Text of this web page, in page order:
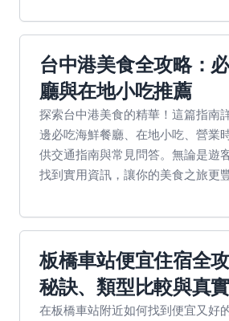
台中港美食全攻略：
廳與在地小吃推薦
探索台中港美食的精華！這篇指南
邊必吃海鮮餐廳、在地小吃、營業
供交通指南與常見問答。無論是遊
找到實用資訊，讓你的美食之旅更豐
板橋車站便宜住宿全
秘訣、類型比較與真
在板橋車站附近如何找到便宜又好